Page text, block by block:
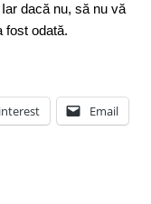
dacă nu, să nu vă
fost odată.
Email